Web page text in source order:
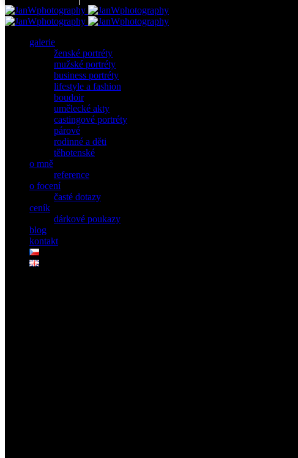
galerie
ženské portréty
mužské portréty
business portréty
lifestyle a fashion
boudoir
umělecké akty
castingové portréty
párové
rodinné a děti
těhotenské
o mně
reference
o focení
časté dotazy
ceník
dárkové poukazy
blog
kontakt